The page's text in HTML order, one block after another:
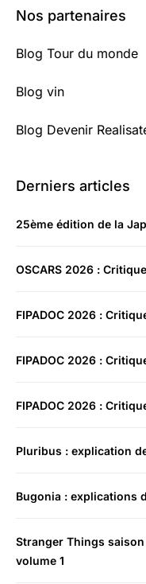
Nos partenaires
Blog Tour du monde
Blog vin
Blog Devenir
Derniers articles
25ème édition de la
OSCARS 2026 :
FIPADOC 2026 :
FIPADOC 2026 :
FIPADOC 2026 :
Pluribus : explication
Bugonia : explications
Stranger Things
volume 1